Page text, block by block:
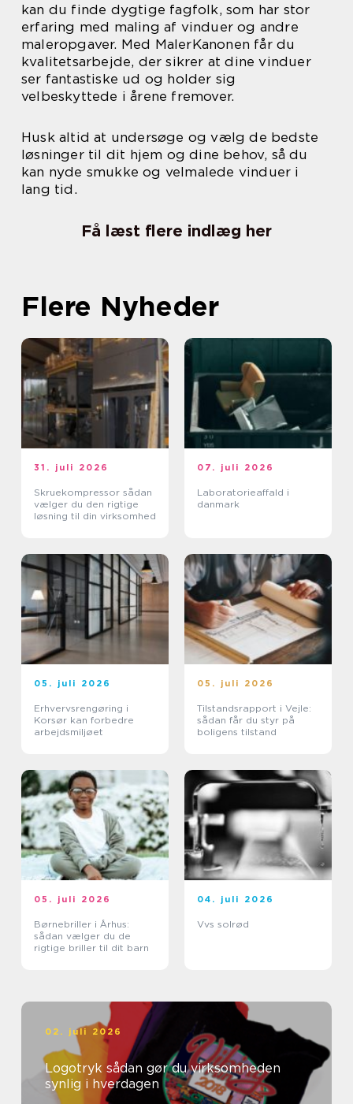
kan du finde dygtige fagfolk, som har stor
erfaring med maling af vinduer og andre
maleropgaver. Med MalerKanonen får du
kvalitetsarbejde, der sikrer at dine vinduer
ser fantastiske ud og holder sig
velbeskyttede i årene fremover.
Husk altid at undersøge og vælg de bedste
løsninger til dit hjem og dine behov, så du
kan nyde smukke og velmalede vinduer i
lang tid.
Få læst flere indlæg her
Flere Nyheder
31. juli 2026
Skruekompressor sådan
vælger du den rigtige
løsning til din virksomhed
07. juli 2026
Laboratorieaffald i
danmark
05. juli 2026
Erhvervsrengøring i
Korsør kan forbedre
arbejdsmiljøet
05. juli 2026
Tilstandsrapport i Vejle:
sådan får du styr på
boligens tilstand
05. juli 2026
Børnebriller i Århus:
sådan vælger du de
rigtige briller til dit barn
04. juli 2026
Vvs solrød
02. juli 2026
Logotryk sådan gør du virksomheden
synlig i hverdagen